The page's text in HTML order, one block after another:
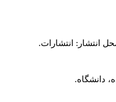
انتشار: انتشارات.
دانشگاه.